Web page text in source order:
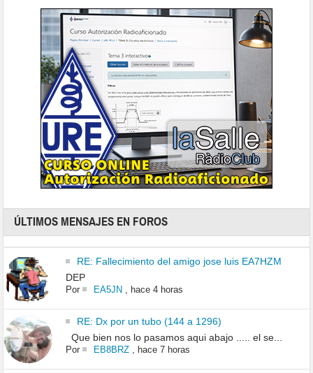
ÚLTIMOS MENSAJES EN FOROS
RE: Fallecimiento del amigo jose luis EA7HZM
DEP
Por EA5JN, hace 4 horas
RE: Dx por un tubo (144 a 1296)
Que bien nos lo pasamos aqui abajo ..... el se...
Por EB8BRZ, hace 7 horas